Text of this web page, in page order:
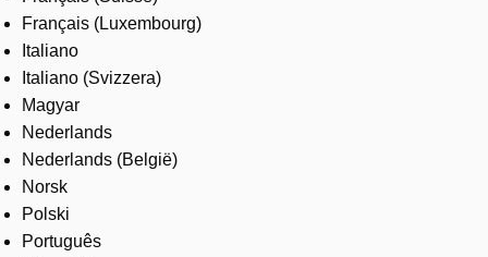
Français (Luxembourg)
Italiano
Italiano (Svizzera)
Magyar
Nederlands
Nederlands (België)
Norsk
Polski
Português